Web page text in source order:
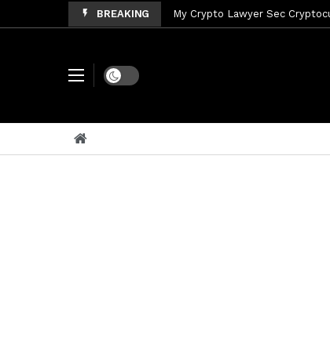
BREAKING My Crypto Lawyer Sec
My Crypto Lawyer Sec
My Crypto Lawyer Sec News
My Crypto Lawyer Sec
Dark mode